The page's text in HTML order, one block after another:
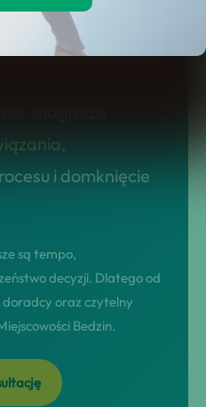
w miejscowości
bedzin!
i domknięcie
są tempo,
decyzji. Dlatego od
oraz czytelny
Bedzin.